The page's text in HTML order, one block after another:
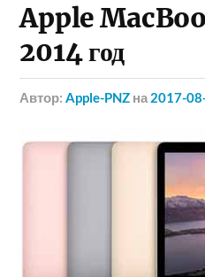
Apple
2014 год
Автор:Apple-PNZ на 2017-